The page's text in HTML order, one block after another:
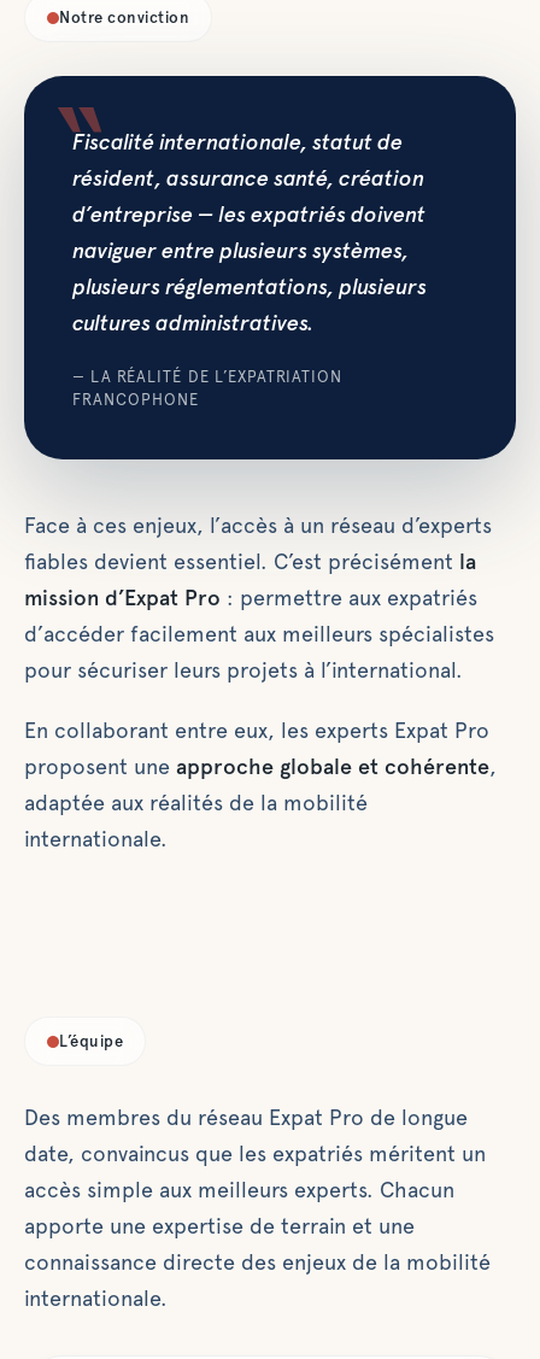
Notre conviction
Fiscalité internationale, statut de
résident, assurance santé, création
d’entreprise — les expatriés doivent
naviguer entre plusieurs systèmes,
plusieurs réglementations, plusieurs
cultures administratives.
— LA RÉALITÉ DE L’EXPATRIATION
FRANCOPHONE
Face à ces enjeux, l’accès à un réseau d’experts
fiables devient essentiel. C’est précisément la
mission d’Expat Pro : permettre aux expatriés
d’accéder facilement aux meilleurs spécialistes
pour sécuriser leurs projets à l’international.
En collaborant entre eux, les experts Expat Pro
proposent une approche globale et cohérente,
adaptée aux réalités de la mobilité
internationale.
L’équipe
Des membres du réseau Expat Pro de longue
date, convaincus que les expatriés méritent un
accès simple aux meilleurs experts. Chacun
apporte une expertise de terrain et une
connaissance directe des enjeux de la mobilité
internationale.